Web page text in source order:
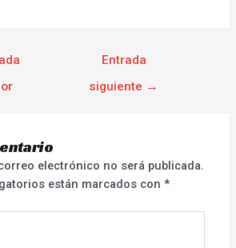
Entrada
siguiente →
electrónico no será publicada.
están marcados con*